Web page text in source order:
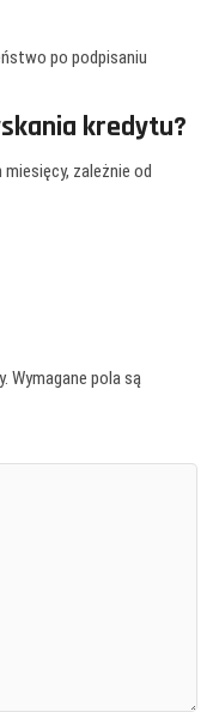
po podpisaniu
kredytu?
zależnie od
Wymagane pola są